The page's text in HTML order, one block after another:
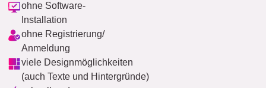
ohne Software-
Installation
ohne Registrierung/
Anmeldung
viele Designmöglichkeiten
(auch Texte und Hintergründe)